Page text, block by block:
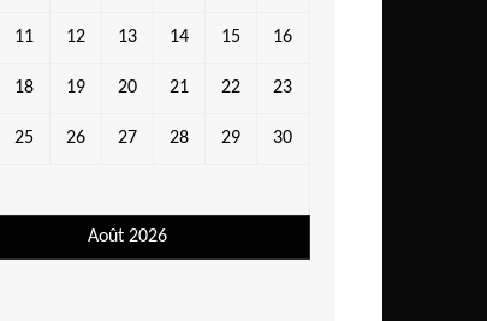
Août 2026
11 12 13 14 15 16
18 19 20 21 22 23
25 26 27 28 29 30